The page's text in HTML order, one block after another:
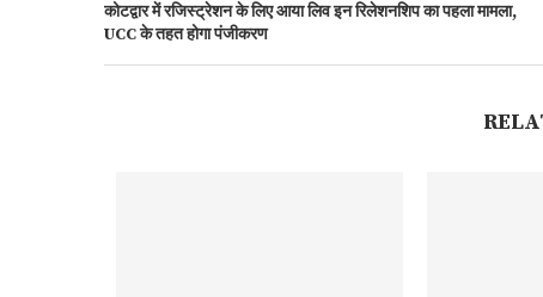
कोटद्वार में रजिस्ट्रेशन के लिए आया लिव इन रिलेशनशिप का पहला मामला,
UCC के तहत होगा पंजीकरण